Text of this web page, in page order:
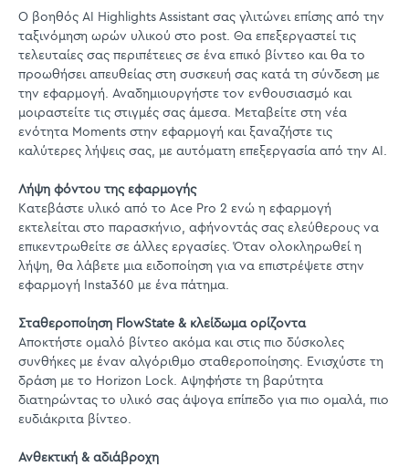
Ο βοηθός AI Highlights Assistant σας γλιτώνει επίσης από την
ταξινόμηση ωρών υλικού στο post. Θα επεξεργαστεί τις
τελευταίες σας περιπέτειες σε ένα επικό βίντεο και θα το
προωθήσει απευθείας στη συσκευή σας κατά τη σύνδεση με
την εφαρμογή. Αναδημιουργήστε τον ενθουσιασμό και
μοιραστείτε τις στιγμές σας άμεσα. Μεταβείτε στη νέα
ενότητα Moments στην εφαρμογή και ξαναζήστε τις
καλύτερες λήψεις σας, με αυτόματη επεξεργασία από την AI.
Λήψη φόντου της εφαρμογής
Κατεβάστε υλικό από το Ace Pro 2 ενώ η εφαρμογή
εκτελείται στο παρασκήνιο, αφήνοντάς σας ελεύθερους να
επικεντρωθείτε σε άλλες εργασίες. Όταν ολοκληρωθεί η
λήψη, θα λάβετε μια ειδοποίηση για να επιστρέψετε στην
εφαρμογή Insta360 με ένα πάτημα.
Σταθεροποίηση FlowState & κλείδωμα ορίζοντα
Αποκτήστε ομαλό βίντεο ακόμα και στις πιο δύσκολες
συνθήκες με έναν αλγόριθμο σταθεροποίησης. Ενισχύστε τη
δράση με το Horizon Lock. Αψηφήστε τη βαρύτητα
διατηρώντας το υλικό σας άψογα επίπεδο για πιο ομαλά, πιο
ευδιάκριτα βίντεο.
Ανθεκτική & αδιάβροχη